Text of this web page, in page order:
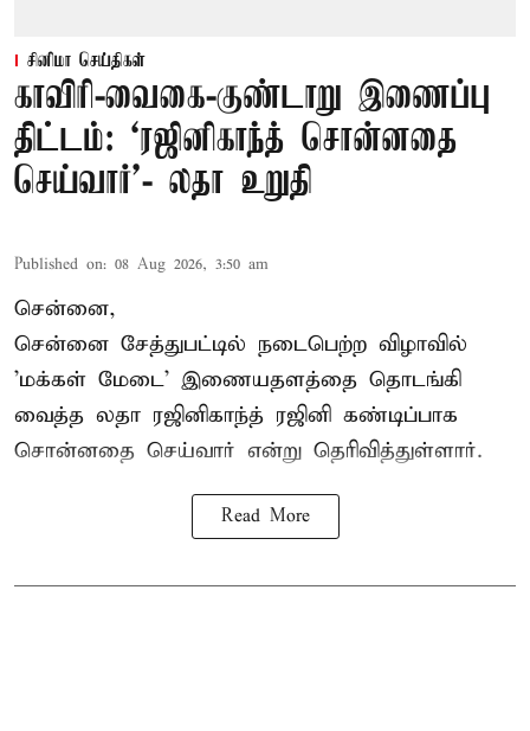
சினிமா செய்திகள்
காவிரி-வைகை-குண்டாறு இணைப்பு
திட்டம்: ‘ரஜினிகாந்த் சொன்னதை
செய்வார்’- லதா உறுதி
Published on: 08 Aug 2026, 3:50 am
சென்னை,
சென்னை சேத்துபட்டில் நடைபெற்ற விழாவில்
'மக்கள் மேடை' இணையதளத்தை தொடங்கி
வைத்த லதா ரஜினிகாந்த் ரஜினி கண்டிப்பாக
சொன்னதை செய்வார் என்று தெரிவித்துள்ளார்.
Read More